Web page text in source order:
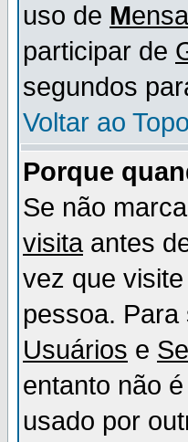
uso de M
participar de
segundos
Voltar ao Topo
Porque
Se não
visitaantes
vez que
pessoa.
Usuários e
entanto não
usado por